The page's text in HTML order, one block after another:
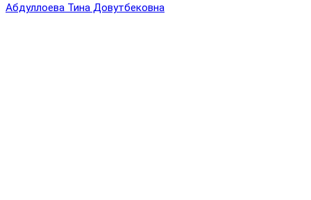
Абдуллоева Тина Довутбековна